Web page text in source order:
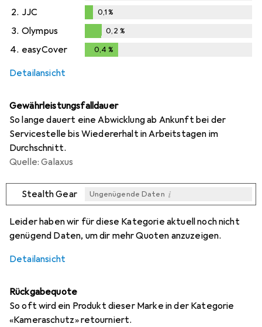
2. JJC
%
0,1%
3. Olympus
0,2%
0,2 %
4. easyCover 0,4 %
Detailansicht
Gewährleistungsfalldauer
So lange dauert eine Abwicklung ab Ankunft bei der
Servicestelle bis Wiedererhalt in Arbeitstagen im
Durchschnitt.
Quelle: Galaxus
Stealth Gear Ungenügende Daten i
Leider haben wir für diese Kategorie aktuell noch nicht
genügend Daten, um dir mehr Quoten anzuzeigen.
Detailansicht
Rückgabequote
So oft wird ein Produkt dieser Marke in der Kategorie
«Kameraschutz» retourniert.